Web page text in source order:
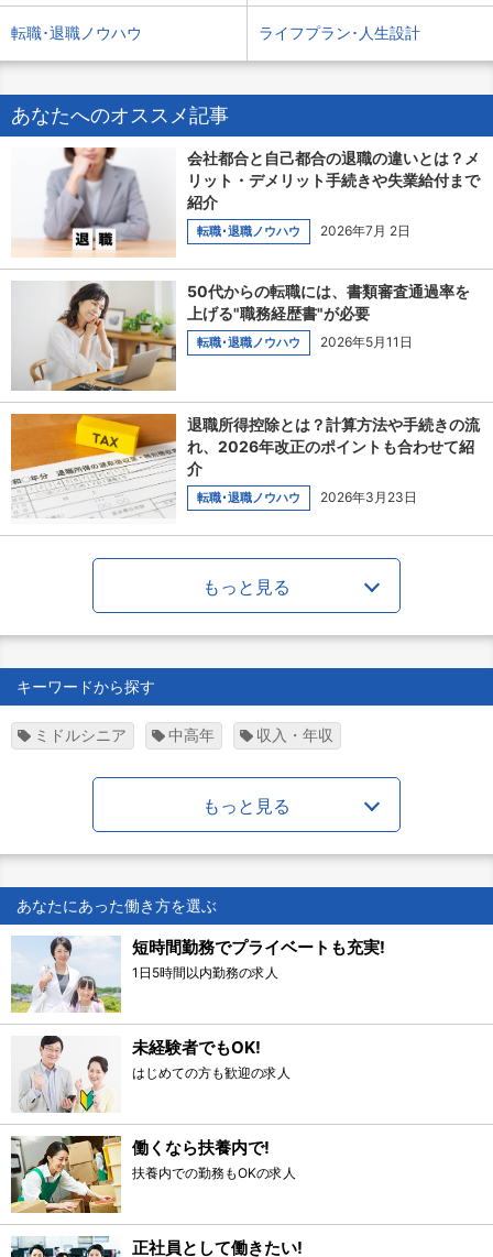
転職･退職ノウハウ ライフプラン･人生設計
あなたへのオススメ記事
会社都合と自己都合の退職の違いとは？メ
リット・デメリット手続きや失業給付まで
紹介
転職･退職ノウハウ 2026年7月 2日
50代からの転職には、書類審査通過率を
上げる"職務経歴書"が必要
転職･退職ノウハウ 2026年5月11日
退職所得控除とは？計算方法や手続きの流
れ、2026年改正のポイントも合わせて紹
介
転職･退職ノウハウ 2026年3月23日
もっと見る
キーワードから探す
ミドルシニア 中高年 収入・年収
もっと見る
あなたにあった働き方を選ぶ
短時間勤務でプライベートも充実!
1日5時間以内勤務の求人
未経験者でもOK!
はじめての方も歓迎の求人
働くなら扶養内で!
扶養内での勤務もOKの求人
正社員として働きたい!